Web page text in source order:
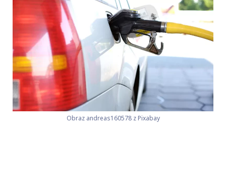
Obraz andreas160578 z Pixabay